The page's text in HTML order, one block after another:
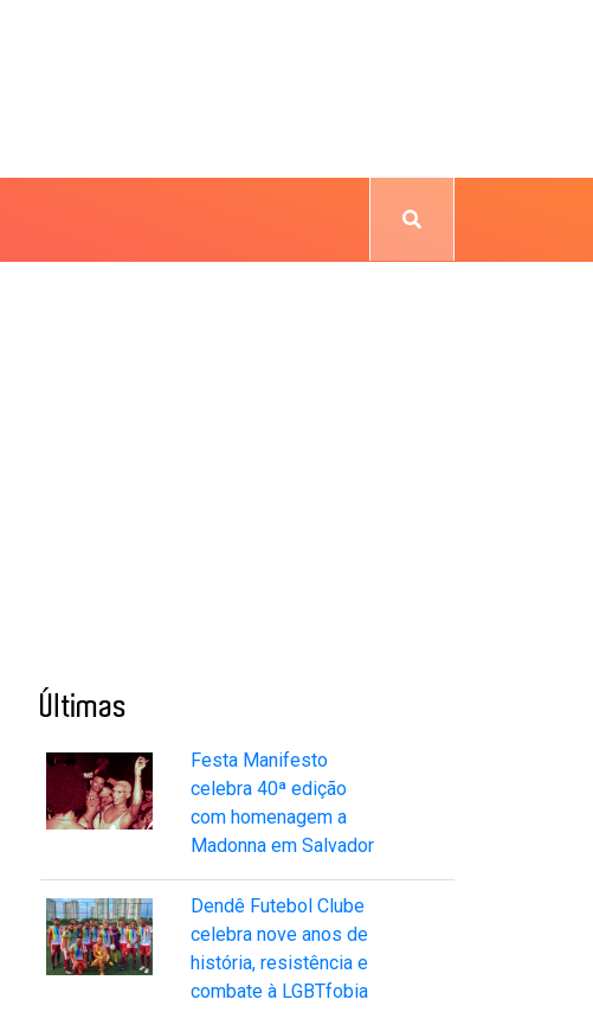
Últimas
Festa Manifesto
celebra 40ª edição
com homenagem a
Madonna em Salvador
Dendê Futebol Clube
celebra nove anos de
história, resistência e
combate à LGBTfobia